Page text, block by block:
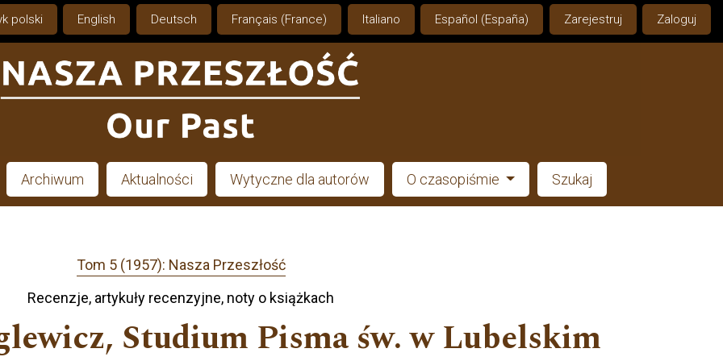
polski English Deutsch Français (France) Italiano Español (España) Zarejestruj Zaloguj
Archiwum Aktualności Wytyczne dla autorów O czasopiśmie Szukaj
Tom 5 (1957): Nasza Przeszłość
Recenzje, artykuły recenzyjne, noty o książkach
Studium Pisma św. w Lubelskim